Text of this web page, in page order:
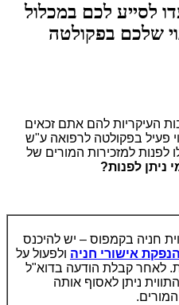
לסייע לכם במכלול
שלכם בפקולטה
העיקריות להם אתם זכאים
פעיל בפקולטה לרפואה ע"ש
לפנות למזכירות המורים של
ניתן לפנות?
חניה בקמפוס – יש להיכנס
אישורי חניה ולפעול על
לאחר קבלת הודעה בדוא"ל
ניתן לאסוף אותה